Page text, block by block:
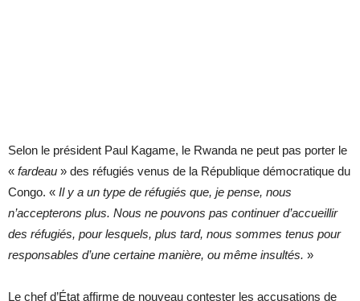
Selon le président Paul Kagame, le Rwanda ne peut pas porter le
« fardeau » des réfugiés venus de la République démocratique du
Congo. « Il y a un type de réfugiés que, je pense, nous
n’accepterons plus. Nous ne pouvons pas continuer d’accueillir
des réfugiés, pour lesquels, plus tard, nous sommes tenus pour
responsables d’une certaine manière, ou même insultés. »
Le chef d’État affirme de nouveau contester les accusations de